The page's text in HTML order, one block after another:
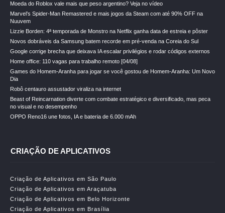
Moeda do Roblox vale mais que peso argentino? Veja no vídeo
Marvel’s Spider-Man Remastered e mais jogos da Steam com até 90% OFF na
Nuuvem
Lizzie Borden: 4ª temporada de Monstro na Netflix ganha data de estreia e pôster
Novos dobráveis da Samsung batem recorde em pré-venda na Coreia do Sul
Google corrige brecha que deixava IA escalar privilégios e rodar códigos externos
Home office: 110 vagas para trabalho remoto [04/08]
Games do Homem-Aranha para jogar se você gostou de Homem-Aranha: Um Novo
Dia
Robô centauro assustador viraliza na internet
Beast of Reincarnation diverte com combate estratégico e diversificado, mas peca
no visual e no desempenho
OPPO Reno16 une fotos, IA e bateria de 6.000 mAh
CRIAÇÃO DE APLICATIVOS
Criação de Aplicativos em São Paulo
Criação de Aplicativos em Araçatuba
Criação de Aplicativos em Belo Horizonte
Criação de Aplicativos em Brasília